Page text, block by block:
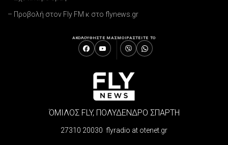
– Προβολή στον Fly FM κ στο flynews.gr
ΑΚΟΛΟΥΘΗΣΤΕ ΜΑΣΜΟΙΡΑΣΤΕΙΤΕ ΤΟ
ΌΜΙΛΟΣ FLY, ΠΟΛΥΔΕΝΔΡΟ ΣΠΑΡΤΗ
27310 20030 flyradio at otenet.gr